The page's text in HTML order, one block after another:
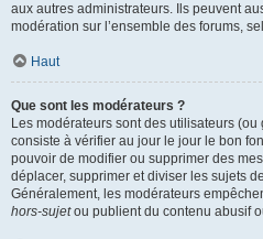
aux autres administrateurs. Ils peuvent
modération sur l’ensemble des forums,
Haut
Que sont les modérateurs ?
Les modérateurs sont des utilisateurs (ou
consiste à vérifier au jour le jour le bon
pouvoir de modifier ou supprimer des
déplacer, supprimer et diviser les sujets
Généralement, les modérateurs
hors-sujetou publient du contenu abusif